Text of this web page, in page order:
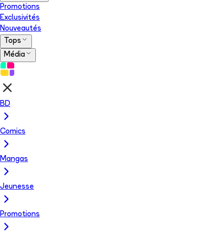
Promotions
Exclusivités
Nouveautés
Tops
Média
BD
Comics
Mangas
Jeunesse
Promotions